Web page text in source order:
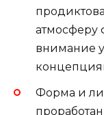
атмосферу
внимание
Форма и